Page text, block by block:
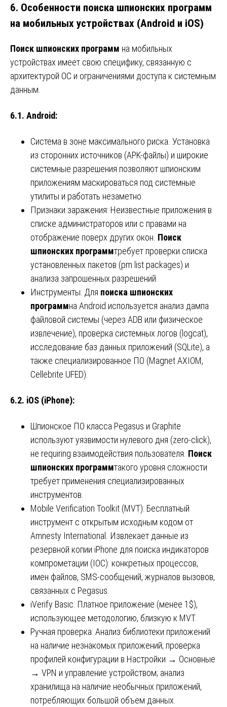
6. Особенности поиска шпионских программ
на мобильных устройствах (Android и iOS)
Поиск шпионских программ на мобильных
устройствах имеет свою специфику, связанную с
архитектурой ОС и ограничениями доступа к системным
данным.
6.1. Android:
Система в зоне максимального риска. Установка
из сторонних источников (APK-файлы) и широкие
системные разрешения позволяют шпионским
приложениям маскироваться под системные
утилиты и работать незаметно.
Признаки заражения: Неизвестные приложения в
списке администраторов или с правами на
отображение поверх других окон. Поиск
шпионских программтребует проверки списка
установленных пакетов (pm list packages) и
анализа запрошенных разрешений.
Инструменты: Для поиска шпионских
программна Android используется анализ дампа
файловой системы (через ADB или физическое
извлечение), проверка системных логов (logcat),
исследование баз данных приложений (SQLite), а
также специализированное ПО (Magnet AXIOM,
Cellebrite UFED).
6.2. iOS (iPhone):
Шпионское ПО класса Pegasus и Graphite
используют уязвимости нулевого дня (zero-click),
не requiring взаимодействия пользователя. Поиск
шпионских программтакого уровня сложности
требует применения специализированных
инструментов.
Mobile Verification Toolkit (MVT): Бесплатный
инструмент с открытым исходным кодом от
Amnesty International. Извлекает данные из
резервной копии iPhone для поиска индикаторов
компрометации (IOC): конкретных процессов,
имен файлов, SMS-сообщений, журналов вызовов,
связанных с Pegasus.
iVerify Basic: Платное приложение (менее 1$),
использующее методологию, близкую к MVT.
Ручная проверка: Анализ библиотеки приложений
на наличие незнакомых приложений; проверка
профилей конфигурации в Настройки → Основные
→ VPN и управление устройством; анализ
хранилища на наличие необычных приложений,
потребляющих большой объем данных.